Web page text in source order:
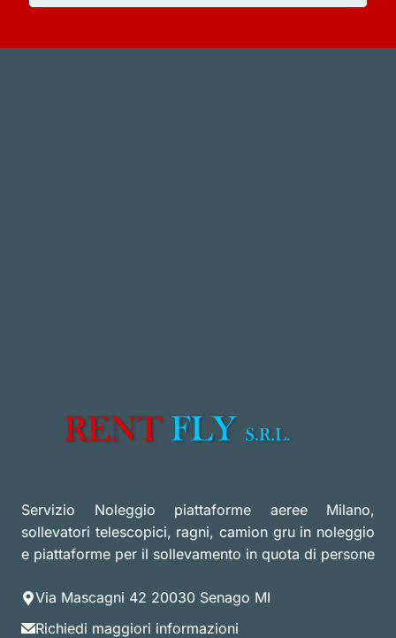
Servizio Noleggio piattaforme aeree Milano,
sollevatori telescopici, ragni, camion gru in noleggio
e piattaforme per il sollevamento in quota di persone
Via Mascagni 42 20030 Senago MI
Richiedi maggiori informazioni